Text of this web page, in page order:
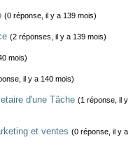
(0 réponse, il y a 139 mois)
(2 réponses, il y a 139 mois)
mois)
il y a 140 mois)
d'une Tâche (1 réponse, il y
et ventes (0 réponse, il y a